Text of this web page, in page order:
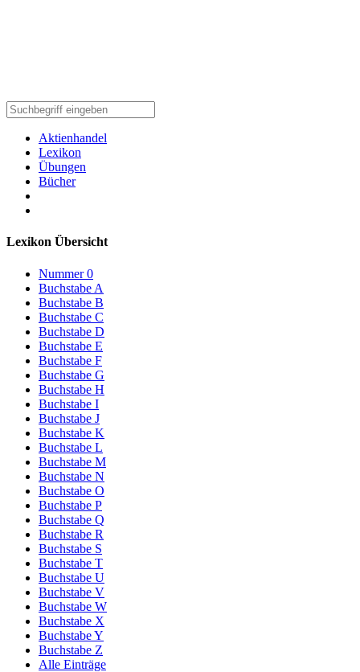
Aktienhandel
Lexikon
Übungen
Bücher
Lexikon Übersicht
Nummer 0
Buchstabe A
Buchstabe B
Buchstabe C
Buchstabe D
Buchstabe E
Buchstabe F
Buchstabe G
Buchstabe H
Buchstabe I
Buchstabe J
Buchstabe K
Buchstabe L
Buchstabe M
Buchstabe N
Buchstabe O
Buchstabe P
Buchstabe Q
Buchstabe R
Buchstabe S
Buchstabe T
Buchstabe U
Buchstabe V
Buchstabe W
Buchstabe X
Buchstabe Y
Buchstabe Z
Alle Einträge